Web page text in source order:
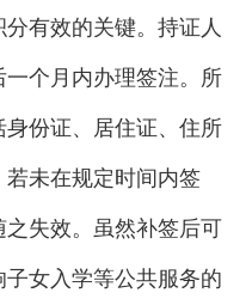
有效的关键。持证人
个月内办理签注。所
份证、居住证、住所
未在规定时间内签
失效。虽然补签后可
女入学等公共服务的